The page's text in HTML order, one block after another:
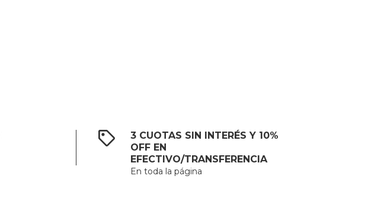
3 CUOTAS SIN INTERÉS Y 10%
OFF EN
EFECTIVO/TRANSFERENCIA
En toda la página